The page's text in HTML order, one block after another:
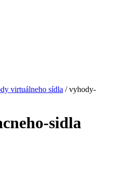
virtuálneho sídla /vyhody-
sidla